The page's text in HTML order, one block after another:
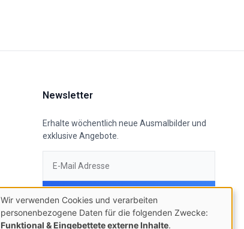
Newsletter
Erhalte wöchentlich neue Ausmalbilder und
exklusive Angebote.
Wir verwenden Cookies und verarbeiten
personenbezogene Daten für die folgenden Zwecke:
Funktional & Eingebettete externe Inhalte.